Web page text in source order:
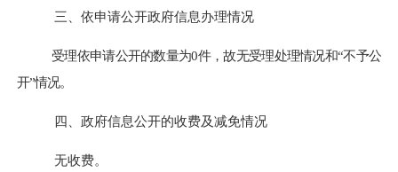
三、依申请公开政府信息办理情况
受理依申请公开的数量为0件，故无受理处理情况和“不予公
开”情况。
四、政府信息公开的收费及减免情况
无收费。